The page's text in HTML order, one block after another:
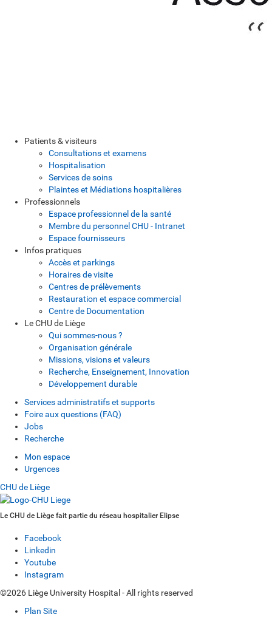
Patients & visiteurs
Consultations et examens
Hospitalisation
Services de soins
Plaintes et Médiations hospitalières
Professionnels
Espace professionnel de la santé
Membre du personnel CHU - Intranet
Espace fournisseurs
Infos pratiques
Accès et parkings
Horaires de visite
Centres de prélèvements
Restauration et espace commercial
Centre de Documentation
Le CHU de Liège
Qui sommes-nous ?
Organisation générale
Missions, visions et valeurs
Recherche, Enseignement, Innovation
Développement durable
Services administratifs et supports
Foire aux questions (FAQ)
Jobs
Recherche
Mon espace
Urgences
CHU de Liège
Le CHU de Liège fait partie du réseau hospitalier Elipse
Facebook
Linkedin
Youtube
Instagram
©2026 Liège University Hospital - All rights reserved
Plan Site